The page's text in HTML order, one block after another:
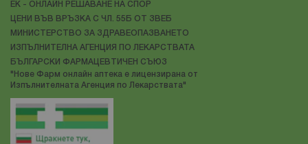
ЕК - ОНЛАЙН РЕШАВАНЕ НА СПОР
ЦЕНИ ВЪВ ВРЪЗКА С ЧЛ. 55Б ОТ ЗВЕБ
МИНИСТЕРСТВО ЗА ЗДРАВЕОПАЗВАНЕТО
ИЗПЪЛНИТЕЛНА АГЕНЦИЯ ПО ЛЕКАРСТВАТА
БЪЛГАРСКИ ФАРМАЦЕВТИЧЕН СЪЮЗ
"Нове Фарм онлайн аптека е лицензирана от
Изпълнителната Агенция по Лекарствата"